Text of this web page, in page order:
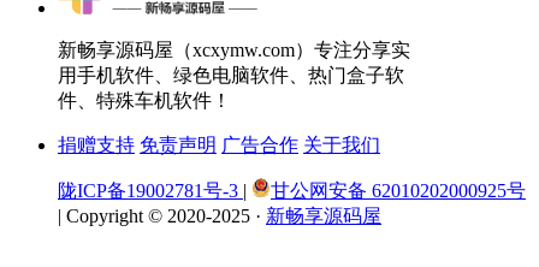
新畅享源码屋（xcxymw.com）专注分享实
用手机软件、绿色电脑软件、热门盒子软
件、特殊车机软件！
捐赠支持 免责声明 广告合作 关于我们
陇ICP备19002781号-3 |
甘公网安备 62010202000925号
| Copyright © 2020-2025 · 新畅享源码屋